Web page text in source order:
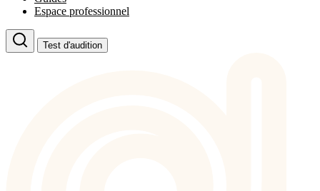
Espace professionnel
Test d'audition